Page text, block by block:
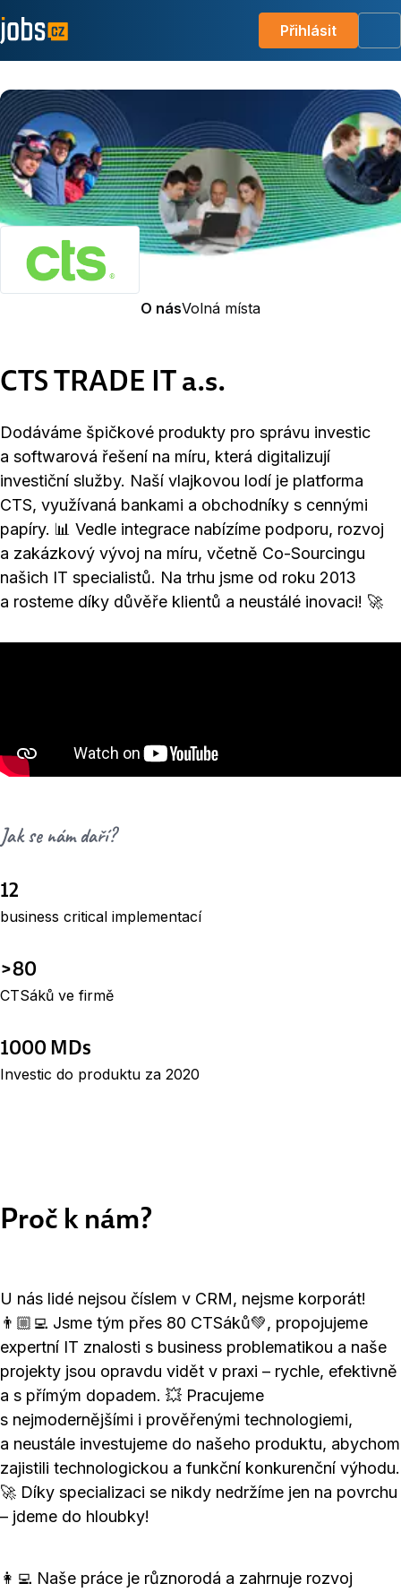
Přihlásit
O násVolná místa
CTS TRADE IT a.s.
Dodáváme špičkové produkty pro správu investic
a softwarová řešení na míru, která digitalizují
investiční služby. Naší vlajkovou lodí je platforma
CTS, využívaná bankami a obchodníky s cennými
papíry. 📊 Vedle integrace nabízíme podporu, rozvoj
a zakázkový vývoj na míru, včetně Co-Sourcingu
našich IT specialistů. Na trhu jsme od roku 2013
a rosteme díky důvěře klientů a neustálé inovaci! 🚀
Jak se nám daří?
12
business critical implementací
>80
CTSáků ve firmě
1000 MDs
Investic do produktu za 2020
Proč k nám?
U nás lidé nejsou číslem v CRM, nejsme korporát!
👨🏼‍💻 Jsme tým přes 80 CTSáků💚, propojujeme
expertní IT znalosti s business problematikou a naše
projekty jsou opravdu vidět v praxi – rychle, efektivně
a s přímým dopadem. 💥 Pracujeme
s nejmodernějšími i prověřenými technologiemi,
a neustále investujeme do našeho produktu, abychom
zajistili technologickou a funkční konkurenční výhodu.
🚀 Díky specializaci se nikdy nedržíme jen na povrchu
– jdeme do hloubky!
👩‍💻 Naše práce je různorodá a zahrnuje rozvoj